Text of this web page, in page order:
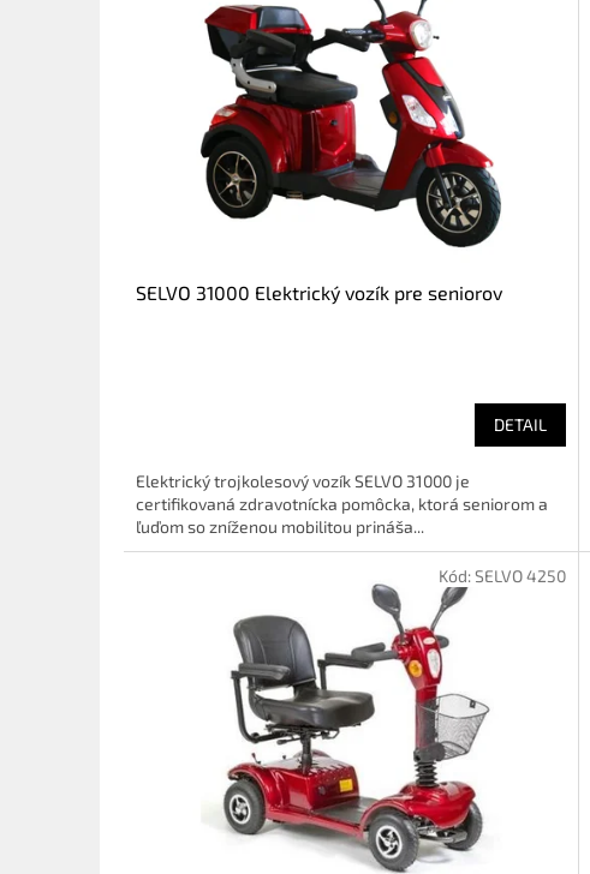
SELVO 31000 Elektrický vozík pre seniorov
DETAIL
Elektrický trojkolesový vozík SELVO 31000 je
certifikovaná zdravotnícka pomôcka, ktorá seniorom a
ľuďom so zníženou mobilitou prináša...
Kód:SELVO 4250